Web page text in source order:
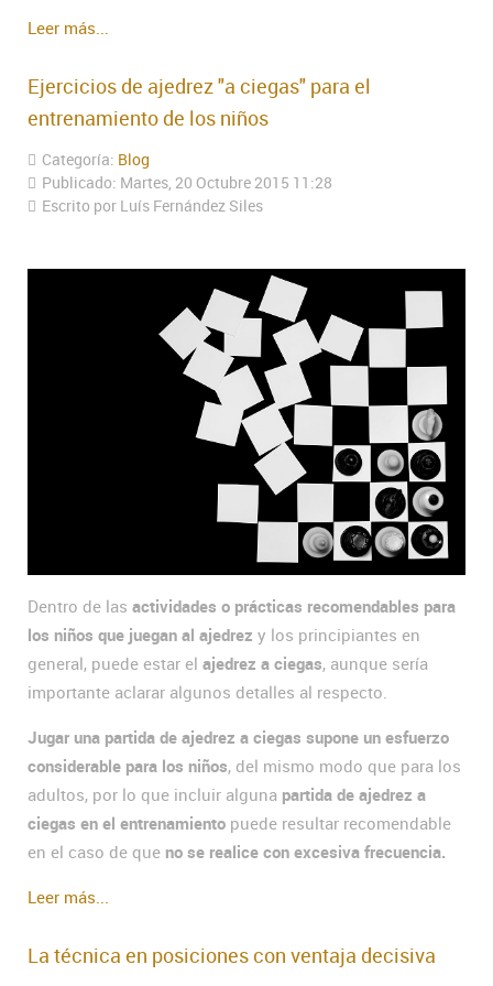
Leer más...
Ejercicios de ajedrez "a ciegas" para el
entrenamiento de los niños
Categoría: Blog
Publicado: Martes, 20 Octubre 2015 11:28
Escrito por Luís Fernández Siles
Dentro de las actividades o prácticas recomendables para
los niños que juegan al ajedrez y los principiantes en
general, puede estar el ajedrez a ciegas, aunque sería
importante aclarar algunos detalles al respecto.
Jugar una partida de ajedrez a ciegas supone un esfuerzo
considerable para los niños, del mismo modo que para los
adultos, por lo que incluir alguna partida de ajedrez a
ciegas en el entrenamiento puede resultar recomendable
en el caso de que no se realice con excesiva frecuencia.
Leer más...
La técnica en posiciones con ventaja decisiva